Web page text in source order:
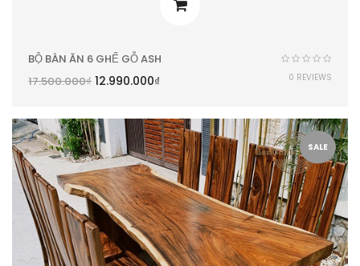
BỘ BÀN ĂN 6 GHẾ GỖ ASH
17.500.000₫ 12.990.000₫ 0 REVIEWS
SALE